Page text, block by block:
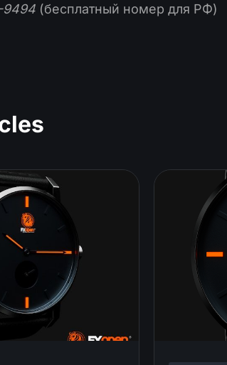
9494 (бесплатный номер для РФ)